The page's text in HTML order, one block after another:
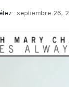
septiembre 26,